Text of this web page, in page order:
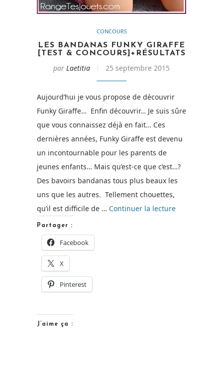
CONCOURS
LES BANDANAS FUNKY GIRAFFE
[TEST & CONCOURS]+RÉSULTATS
par Laetitia 25 septembre 2015
Aujourd’hui je vous propose de découvrir
Funky Giraffe… Enfin découvrir… Je suis sûre
que vous connaissez déjà en fait… Ces
dernières années, Funky Giraffe est devenu
un incontournable pour les parents de
jeunes enfants… Mais qu’est-ce que c’est…?
Des bavoirs bandanas tous plus beaux les
uns que les autres. Tellement chouettes,
qu’il est difficile de … Continuer la lecturede
Partager :
Facebook
X
Pinterest
J’aime ça :